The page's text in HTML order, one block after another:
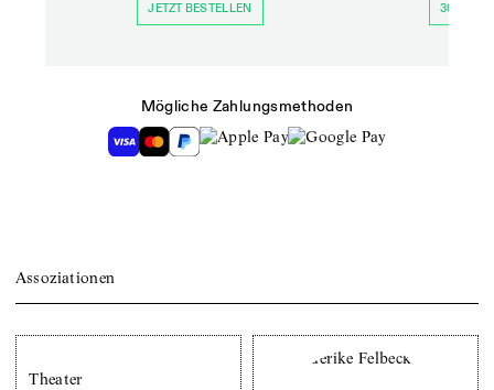
JETZT BESTELLEN 30 TAGE
Mögliche Zahlungsmethoden
Assoziationen
Theater